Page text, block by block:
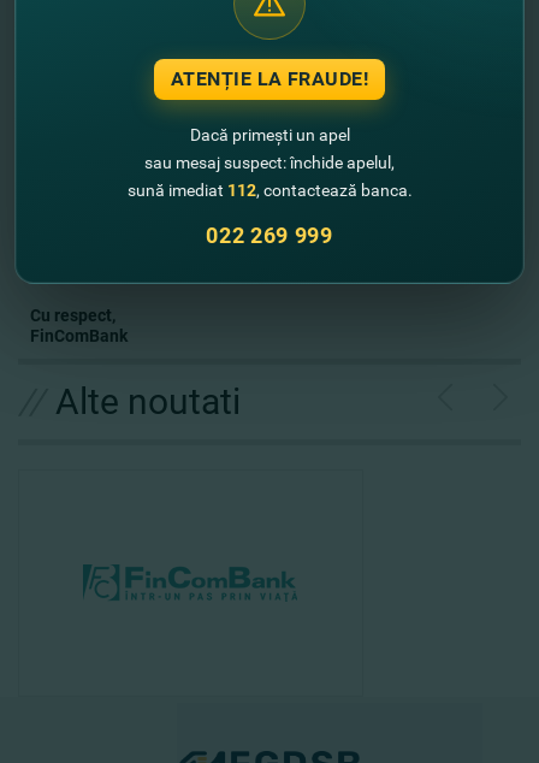
cardurile unui singur sistem de plată (Visa → Visa
cardurile diferitelor sisteme de plată (Visa →
Mastercard sau Mastercard → Visa).
De asemenea, vă informăm că clienţii FinComBank pot retrage
lunar de 3 ori GRATUIT bani de la bancomatele oricărei bănci
moldoveneşti. Acum, orice bancomat din apropierea casei este
un bancomat FinComBank.
În perioada pandemiei noi facem tot posibilul pentru a susţine
Cu respect,
FinComBank
Alte noutati
ATENȚIE LA FRAUDE!
Dacă primești un apel
sau mesaj suspect: închide apelul,
sună imediat 112, contactează banca.
022 269 999